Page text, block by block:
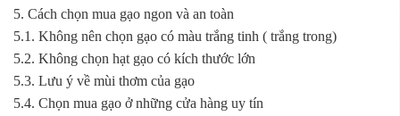
5. Cách chọn mua gạo ngon và an toàn
5.1. Không nên chọn gạo có màu trắng tinh ( trắng trong)
5.2. Không chọn hạt gạo có kích thước lớn
5.3. Lưu ý về mùi thơm của gạo
5.4. Chọn mua gạo ở những cửa hàng uy tín